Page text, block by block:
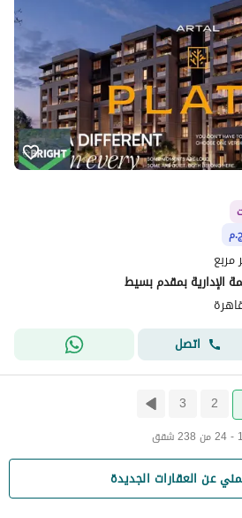
اتصل
2
3
1 - 24 من 238 شقق
عن العقارات الجديدة